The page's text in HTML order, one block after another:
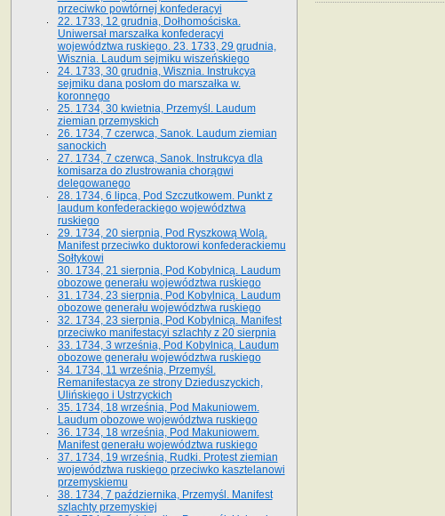
przeciwko powtórnej konfederacyi
22. 1733, 12 grudnia, Dołhomościska.
Uniwersał marszałka konfederacyi
województwa ruskiego. 23. 1733, 29 grudnia,
Wisznia. Laudum sejmiku wiszeńskiego
24. 1733, 30 grudnia, Wisznia. Instrukcya
sejmiku dana posłom do marszałka w.
koronnego
25. 1734, 30 kwietnia, Przemyśl. Laudum
ziemian przemyskich
26. 1734, 7 czerwca, Sanok. Laudum ziemian
sanockich
27. 1734, 7 czerwca, Sanok. Instrukcya dla
komisarza do zlustrowania chorągwi
delegowanego
28. 1734, 6 lipca, Pod Szczutkowem. Punkt z
laudum konfederackiego województwa
ruskiego
29. 1734, 20 sierpnia, Pod Ryszkową Wolą.
Manifest przeciwko duktorowi konfederackiemu
Sołtykowi
30. 1734, 21 sierpnia, Pod Kobylnicą. Laudum
obozowe generału województwa ruskiego
31. 1734, 23 sierpnia, Pod Kobylnicą. Laudum
obozowe generału województwa ruskiego
32. 1734, 23 sierpnia, Pod Kobylnicą. Manifest
przeciwko manifestacyi szlachty z 20 sierpnia
33. 1734, 3 września, Pod Kobylnicą. Laudum
obozowe generału województwa ruskiego
34. 1734, 11 września, Przemyśl.
Remanifestacya ze strony Dzieduszyckich,
Ulińskiego i Ustrzyckich
35. 1734, 18 września, Pod Makuniowem.
Laudum obozowe województwa ruskiego
36. 1734, 18 września, Pod Makuniowem.
Manifest generału województwa ruskiego
37. 1734, 19 września, Rudki. Protest ziemian
województwa ruskiego przeciwko kasztelanowi
przemyskiemu
38. 1734, 7 października, Przemyśl. Manifest
szlachty przemyskiej